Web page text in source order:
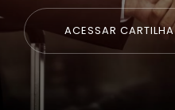
ACESSAR CARTILHA